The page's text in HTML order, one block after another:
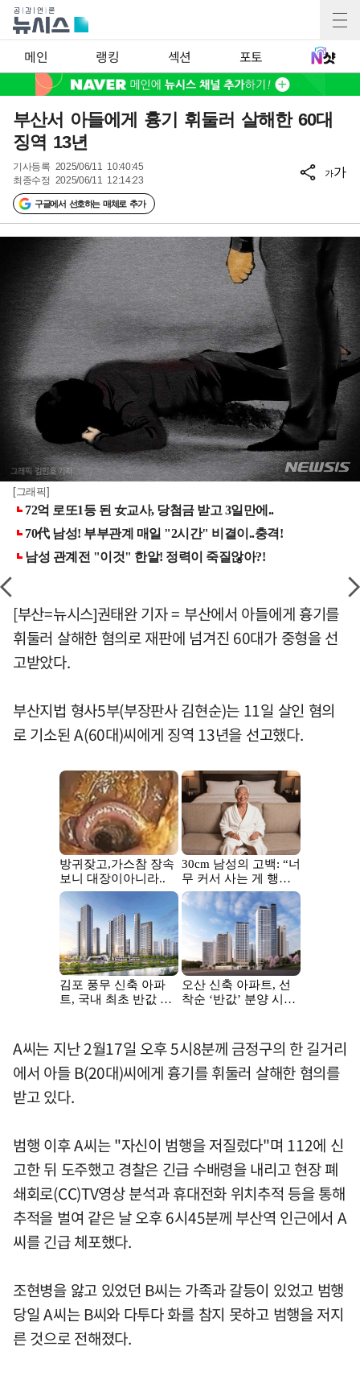
메인 랭킹 섹션 포토
부산서 아들에게 흉기 휘둘러 살해한 60대
징역 13년
기사등록 2025/06/11 10:40:45
최종수정 2025/06/11 12:14:23
구글에서 선호하는 매체로 추가
가가
[그래픽]
[부산=뉴시스]권태완 기자 = 부산에서 아들에게 흉기를
휘둘러 살해한 혐의로 재판에 넘겨진 60대가 중형을 선
고받았다.
부산지법 형사5부(부장판사 김현순)는 11일 살인 혐의
로 기소된 A(60대)씨에게 징역 13년을 선고했다.
A씨는 지난 2월17일 오후 5시8분께 금정구의 한 길거리
에서 아들 B(20대)씨에게 흉기를 휘둘러 살해한 혐의를
받고 있다.
범행 이후 A씨는 "자신이 범행을 저질렀다"며 112에 신
고한 뒤 도주했고 경찰은 긴급 수배령을 내리고 현장 폐
쇄회로(CC)TV영상 분석과 휴대전화 위치추적 등을 통해
추적을 벌여 같은 날 오후 6시45분께 부산역 인근에서 A
씨를 긴급 체포했다.
조현병을 앓고 있었던 B씨는 가족과 갈등이 있었고 범행
당일 A씨는 B씨와 다투다 화를 참지 못하고 범행을 저지
른 것으로 전해졌다.